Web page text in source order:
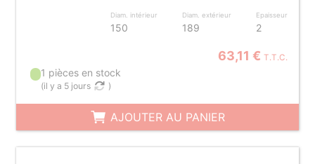
Diam. intérieur
150
Diam. extérieur
189
Epaisseur
2
63,11 € T.T.C.
1 pièces en stock
(il y a 5 jours )
AJOUTER AU PANIER